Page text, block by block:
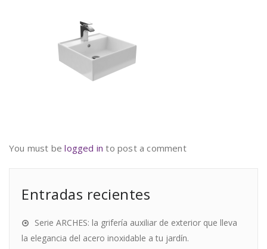
You must belogged in to post a comment
Entradas recientes
Serie ARCHES: la grifería auxiliar de exterior que lleva
la elegancia del acero inoxidable a tu jardín.